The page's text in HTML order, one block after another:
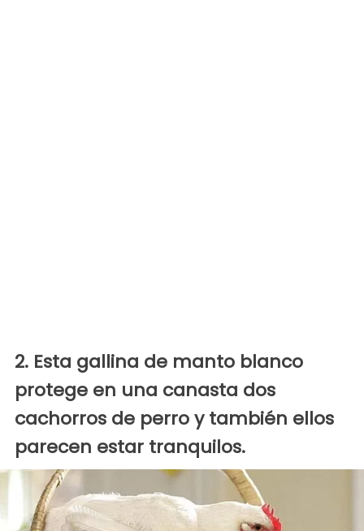
2. Esta gallina de manto blanco
protege en una canasta dos
cachorros de perro y también ellos
parecen estar tranquilos.